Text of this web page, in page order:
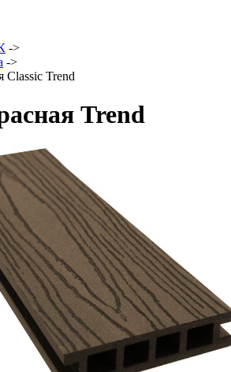
->
->
Classic Trend
Trend